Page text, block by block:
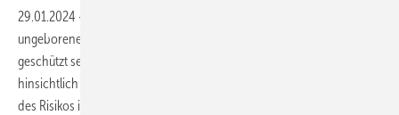
29.01.2024 -
ungeborene Kind von schwangeren Beschäftigten nicht sicher
geschützt sein. Die Evaluierung von MAK- und ­ BAT-Werten
hinsichtlich ihrer fruchtschädigenden Wirkung und die Einschätzung
des Risikos in vier Schwangerschaftsgruppen durch die MAK-